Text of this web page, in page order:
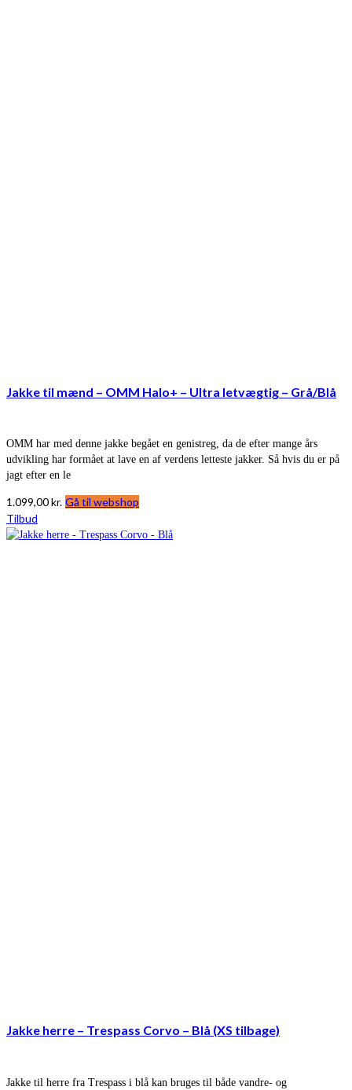
Jakke til mænd – OMM Halo+ – Ultra letvægtig – Grå/Blå
OMM har med denne jakke begået en genistreg, da de efter mange års
udvikling har formået at lave en af verdens letteste jakker. Så hvis du er på
jagt efter en le
1.099,00kr. Gå til webshop
Tilbud
Jakke herre – Trespass Corvo – Blå (XS tilbage)
Jakke til herre fra Trespass i blå kan bruges til både vandre- og